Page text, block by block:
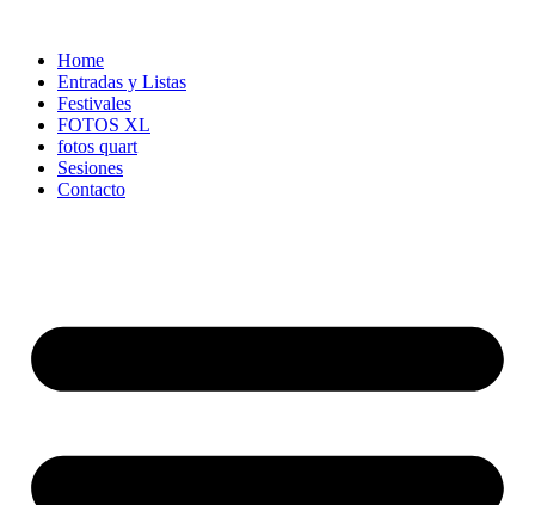
contenidoHome
Entradas y Listas
Festivales
FOTOS XL
fotos quart
Sesiones
Contacto